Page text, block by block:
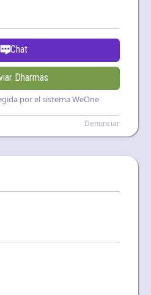
Chat
Dharmas
por el sistema WeOne
Denunciar